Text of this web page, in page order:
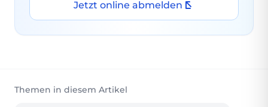
Jetzt online abmelden
Themen in diesem Artikel